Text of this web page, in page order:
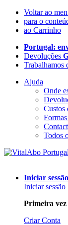
Voltar ao
para o
ao Carrinho
Portugal:
Devoluções
Trabalhamos
Ajuda
Onde
Custos
Todos
Iniciar sessão
Iniciar sessão
Primeira vez
Criar Conta